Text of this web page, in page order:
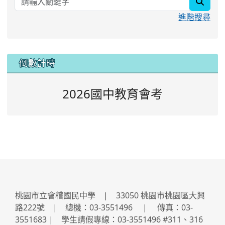
進階搜尋
::: 倒數計時
2026國中教育會考
桃園市立會稽國民中學 | 33050 桃園市桃園區大興
路222號 | 總機：03-3551496 | 傳真：03-
3551683 | 學生請假專線：03-3551496 #311、316